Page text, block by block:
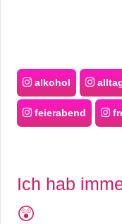
alkohol
feierabend
Ich hab
😲